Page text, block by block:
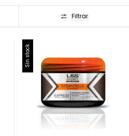
Filtrar
Sin stock